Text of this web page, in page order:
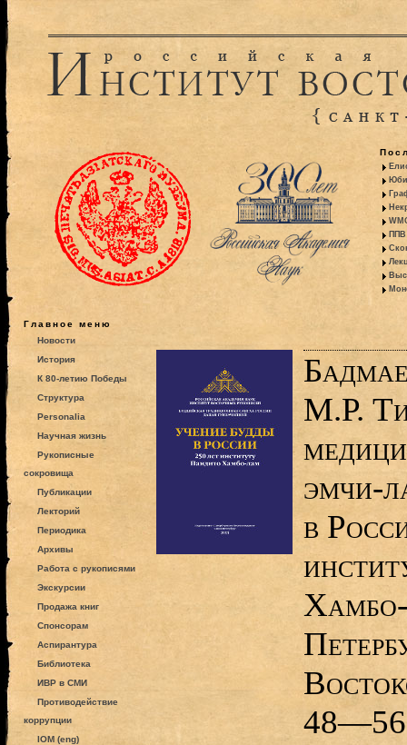
ППВ
Главное меню
Новости
История
К 80-летию Победы
Структура
Personalia
Научная жизнь
Рукописные
сокровища
Публикации
Лекторий
Периодика
Архивы
Работа с рукописями
Экскурсии
Продажа книг
Спонсорам
Аспирантура
Библиотека
ИВР в СМИ
Противодействие
коррупции
IOM (eng)
М.Р.
эмчи-
в